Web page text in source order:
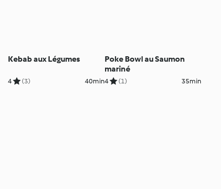
Kebab aux Légumes
4 (3) 40min
Poke Bowl au Saumon
mariné
4 (1) 35min